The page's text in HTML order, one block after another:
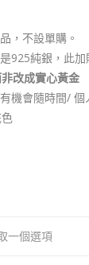
，不設單購。
925純銀，此加
改成實心黃金
機會隨時間/ 個
一個選項